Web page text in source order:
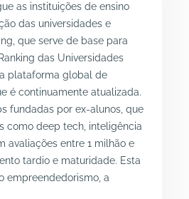
as instituições de ensino
das universidades e
que serve de base para
das Universidades
plataforma global de
é continuamente atualizada.
fundadas por ex-alunos, que
como deep tech, inteligência
avaliações entre 1 milhão e
tardio e maturidade. Esta
empreendedorismo, a